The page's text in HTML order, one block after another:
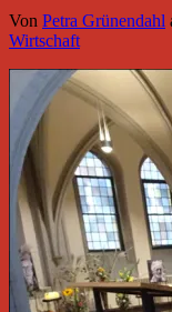
Von Petra Grünendahl
Wirtschaft